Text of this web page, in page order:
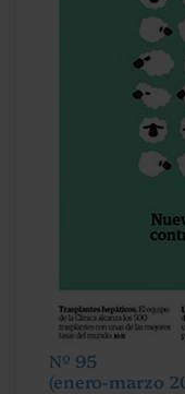
Nº 95
(enero-marzo